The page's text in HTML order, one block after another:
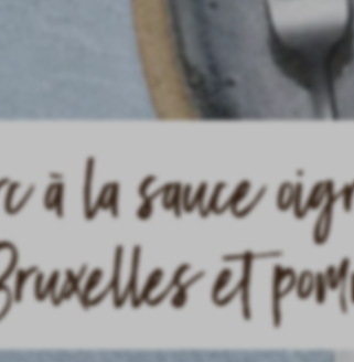
à la sauce
et